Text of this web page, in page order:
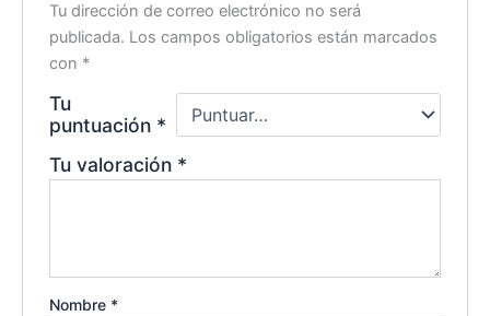
Tu dirección de correo electrónico no será
publicada. Los campos obligatorios están marcados
con *
Tu
puntuación *
Tu valoración *
Nombre *